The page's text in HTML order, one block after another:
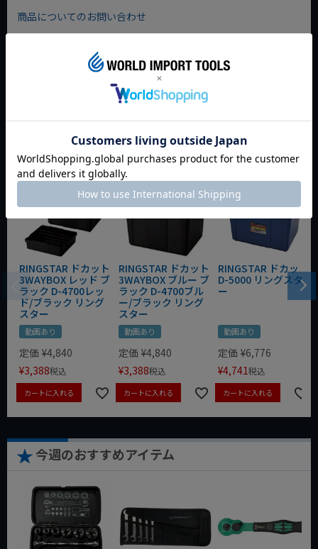
商品についてのお問い合わせ
おすすめ商品
RINGSTAR ドカット
3WAYBOX レッド ブ
ラック D-4700レッ
ド/ブラック リング
スター
動画あり
定価 ¥4,840
¥3,388税込
カートに入れる
RINGSTAR ドカット
3WAYBOX ブルー ブ
ラック D-4700ブル
ー/ブラック リング
スター
動画あり
定価 ¥4,840
¥3,388税込
カートに入れる
RINGSTAR ドカット
D-5000 リングスタ
ー
動画あり
定価 ¥6,776
¥4,741税込
カートに入れる
今週のおすすめアイテム